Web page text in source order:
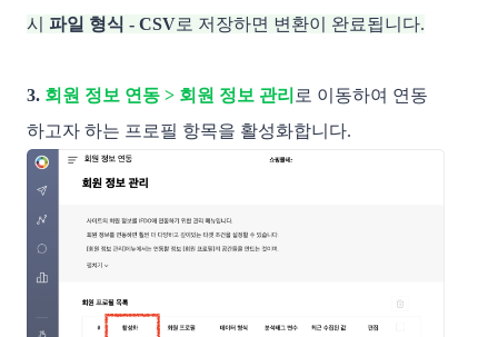
시 파일 형식 - CSV로 저장하면 변환이 완료됩니다.
3. 회원 정보 연동 > 회원 정보 관리 로 이동하여 연동
하고자 하는 프로필 항목을 활성화합니다.